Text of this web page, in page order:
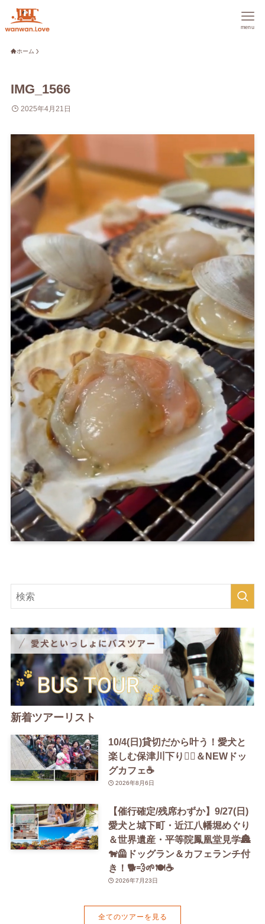
menu
ホーム
IMG_1566
2025年4月21日
新着ツアーリスト
10/4(日)貸切だから叶う！愛犬と
楽しむ保津川下り🚣‍♀️＆NEWドッ
グカフェ☕️
2026年8月6日
【催行確定/残席わずか】9/27(日)
愛犬と城下町・近江八幡堀めぐり
＆世界遺産・平等院鳳凰堂見学🏯
🐕‍🦺ドッグラン＆カフェランチ付
き！🐕💨🌱🍽️☕️
2026年7月23日
全てのツアーを見る